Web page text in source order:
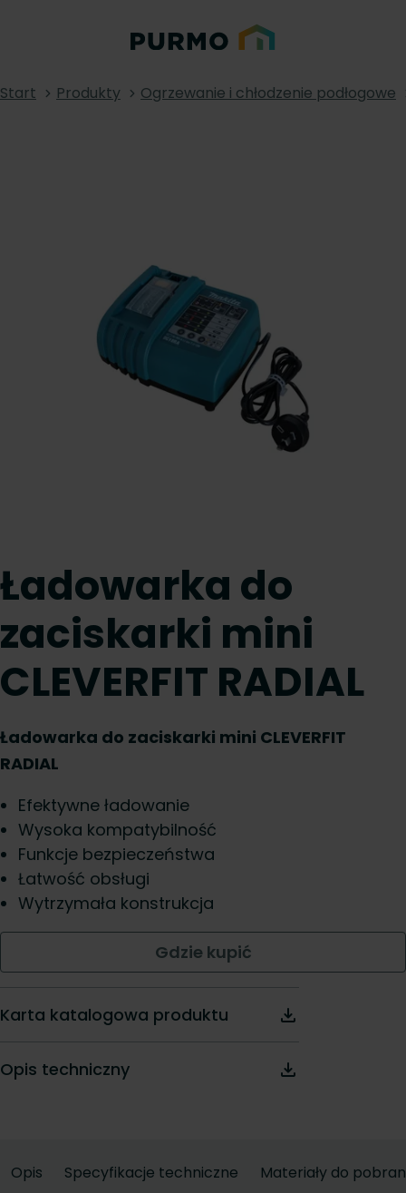
Start Produkty Ogrzewanie i chłodzenie podłogowe
Ładowarka do
zaciskarki mini
CLEVERFIT RADIAL
Ładowarka do zaciskarki mini CLEVERFIT
RADIAL
Efektywne ładowanie
Wysoka kompatybilność
Funkcje bezpieczeństwa
Łatwość obsługi
Wytrzymała konstrukcja
Gdzie kupić
Karta katalogowa produktu
Opis techniczny
Opis Specyfikacje techniczne Materiały do